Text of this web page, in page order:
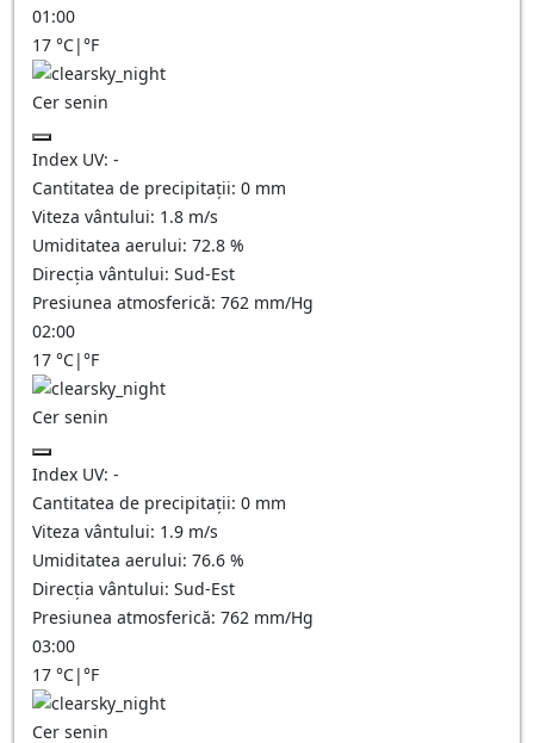
01:00
17 °C|°F
Cer senin
Index UV: -
Cantitatea de precipitații: 0 mm
Viteza vântului: 1.8 m/s
Umiditatea aerului: 72.8 %
Direcția vântului: Sud-Est
Presiunea atmosferică: 762 mm/Hg
02:00
17 °C|°F
Cer senin
Index UV: -
Cantitatea de precipitații: 0 mm
Viteza vântului: 1.9 m/s
Umiditatea aerului: 76.6 %
Direcția vântului: Sud-Est
Presiunea atmosferică: 762 mm/Hg
03:00
17 °C|°F
Cer senin